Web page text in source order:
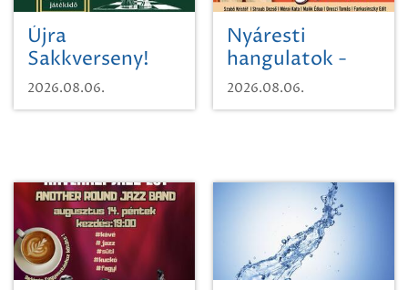
Újra
Sakkverseny!
2026.08.06.
Nyáresti
hangulatok -
Mágnás Miska
2026.08.06.